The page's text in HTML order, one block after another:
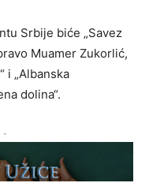
Srbije biće „Savez
Muamer Zukorlić,
i „Albanska
dolina“.
-